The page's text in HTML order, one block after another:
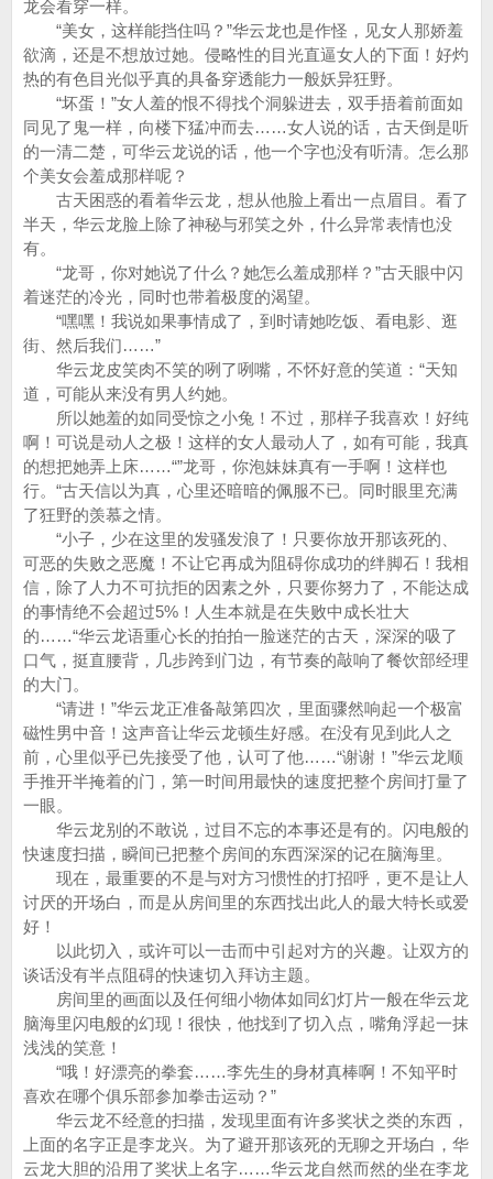
龙会看穿一样。
“美女，这样能挡住吗？”华云龙也是作怪，见女人那娇羞
欲滴，还是不想放过她。侵略性的目光直逼女人的下面！好灼
热的有色目光似乎真的具备穿透能力一般妖异狂野。
“坏蛋！”女人羞的恨不得找个洞躲进去，双手捂着前面如
同见了鬼一样，向楼下猛冲而去……女人说的话，古天倒是听
的一清二楚，可华云龙说的话，他一个字也没有听清。怎么那
个美女会羞成那样呢？
古天困惑的看着华云龙，想从他脸上看出一点眉目。看了
半天，华云龙脸上除了神秘与邪笑之外，什么异常表情也没
有。
“龙哥，你对她说了什么？她怎么羞成那样？”古天眼中闪
着迷茫的冷光，同时也带着极度的渴望。
“嘿嘿！我说如果事情成了，到时请她吃饭、看电影、逛
街、然后我们……”
华云龙皮笑肉不笑的咧了咧嘴，不怀好意的笑道：“天知
道，可能从来没有男人约她。
所以她羞的如同受惊之小兔！不过，那样子我喜欢！好纯
啊！可说是动人之极！这样的女人最动人了，如有可能，我真
的想把她弄上床……“”龙哥，你泡妹妹真有一手啊！这样也
行。“古天信以为真，心里还暗暗的佩服不已。同时眼里充满
了狂野的羡慕之情。
“小子，少在这里的发骚发浪了！只要你放开那该死的、
可恶的失败之恶魔！不让它再成为阻碍你成功的绊脚石！我相
信，除了人力不可抗拒的因素之外，只要你努力了，不能达成
的事情绝不会超过5%！人生本就是在失败中成长壮大
的……“华云龙语重心长的拍拍一脸迷茫的古天，深深的吸了
口气，挺直腰背，几步跨到门边，有节奏的敲响了餐饮部经理
的大门。
“请进！”华云龙正准备敲第四次，里面骤然响起一个极富
磁性男中音！这声音让华云龙顿生好感。在没有见到此人之
前，心里似乎已先接受了他，认可了他……“谢谢！”华云龙顺
手推开半掩着的门，第一时间用最快的速度把整个房间打量了
一眼。
华云龙别的不敢说，过目不忘的本事还是有的。闪电般的
快速度扫描，瞬间已把整个房间的东西深深的记在脑海里。
现在，最重要的不是与对方习惯性的打招呼，更不是让人
讨厌的开场白，而是从房间里的东西找出此人的最大特长或爱
好！
以此切入，或许可以一击而中引起对方的兴趣。让双方的
谈话没有半点阻碍的快速切入拜访主题。
房间里的画面以及任何细小物体如同幻灯片一般在华云龙
脑海里闪电般的幻现！很快，他找到了切入点，嘴角浮起一抹
浅浅的笑意！
“哦！好漂亮的拳套……李先生的身材真棒啊！不知平时
喜欢在哪个俱乐部参加拳击运动？”
华云龙不经意的扫描，发现里面有许多奖状之类的东西，
上面的名字正是李龙兴。为了避开那该死的无聊之开场白，华
云龙大胆的沿用了奖状上名字……华云龙自然而然的坐在李龙